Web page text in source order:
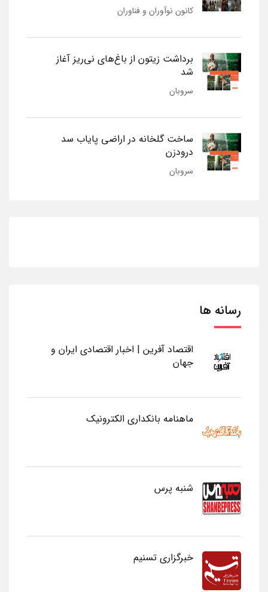
کانون نوآوران و فناوران
برداشت زیتون از باغ‌های نی‌ریز آغاز
شد
سروبان
ساخت گلخانه در اراضی پایاب سد
درودزن
سروبان
رسانه ها
اقتصاد آفرین | اخبار اقتصادی ایران و
جهان
ماهنامه بانکداری الکترونیک
شنبه پرس
خبرگزاری تسنیم